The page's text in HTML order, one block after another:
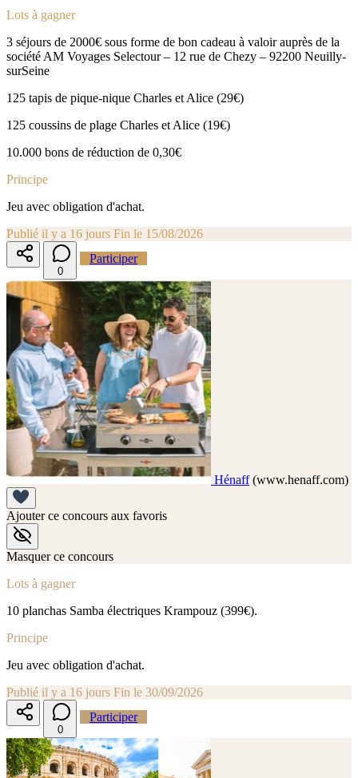
Lots à gagner
3 séjours de 2000€ sous forme de bon cadeau à valoir auprès de la
société AM Voyages Selectour – 12 rue de Chezy – 92200 Neuilly-
surSeine
125 tapis de pique-nique Charles et Alice (29€)
125 coussins de plage Charles et Alice (19€)
10.000 bons de réduction de 0,30€
Principe
Jeu avec obligation d'achat.
Publié il y a 16 jours Fin le 15/08/2026
0
Participer
Hénaff (www.henaff.com)
Ajouter ce concours aux favoris
Masquer ce concours
Lots à gagner
10 planchas Samba électriques Krampouz (399€).
Principe
Jeu avec obligation d'achat.
Publié il y a 16 jours Fin le 30/09/2026
0
Participer